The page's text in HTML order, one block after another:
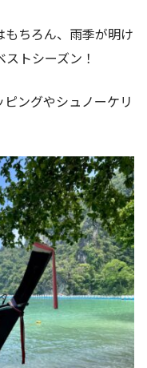
ちろん、雨季が明け
トシーズン！
ングやシュノーケリ